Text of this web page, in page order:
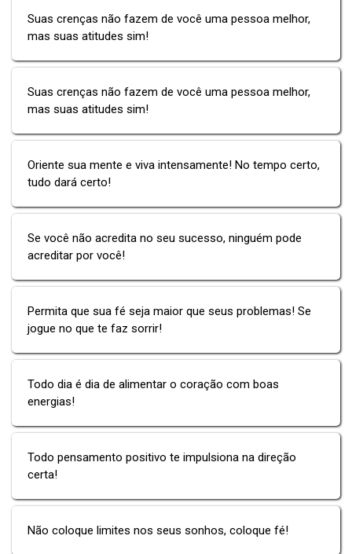
Suas crenças não fazem de você uma pessoa melhor,
mas suas atitudes sim!
Suas crenças não fazem de você uma pessoa melhor,
mas suas atitudes sim!
Oriente sua mente e viva intensamente! No tempo certo,
tudo dará certo!
Se você não acredita no seu sucesso, ninguém pode
acreditar por você!
Permita que sua fé seja maior que seus problemas! Se
jogue no que te faz sorrir!
Todo dia é dia de alimentar o coração com boas
energias!
Todo pensamento positivo te impulsiona na direção
certa!
Não coloque limites nos seus sonhos, coloque fé!